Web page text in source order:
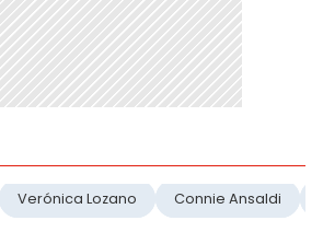
Verónica Lozano Connie Ansaldi